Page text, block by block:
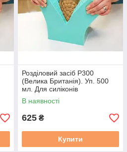
Розділовий засіб P300
(Велика Британія). Уп. 500
мл. Для силіконів
В наявності
625 ₴
Купити